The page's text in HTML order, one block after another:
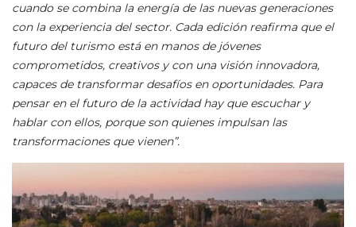
cuando se combina la energía de las nuevas generaciones
con la experiencia del sector. Cada edición reafirma que el
futuro del turismo está en manos de jóvenes
comprometidos, creativos y con una visión innovadora,
capaces de transformar desafíos en oportunidades. Para
pensar en el futuro de la actividad hay que escuchar y
hablar con ellos, porque son quienes impulsan las
transformaciones que vienen”.